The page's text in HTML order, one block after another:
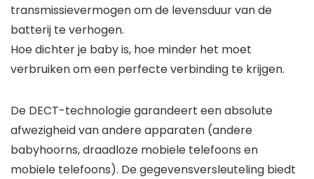
transmissievermogen om de levensduur van de
batterij te verhogen.
Hoe dichter je baby is, hoe minder het moet
verbruiken om een perfecte verbinding te krijgen.
De DECT-technologie garandeert een absolute
afwezigheid van andere apparaten (andere
babyhoorns, draadloze mobiele telefoons en
mobiele telefoons). De gegevensversleuteling biedt